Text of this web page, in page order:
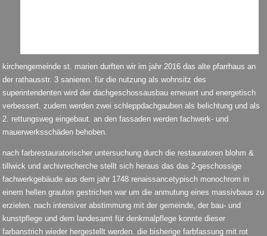
kirchengemeinde st. marien durften wir im jahr 2016 das alte pfarrhaus an
der rathausstr. 3 sanieren. für die nutzung als wohnsitz des
superintendenten wird der dachgeschossausbau erneuert und energetisch
verbessert. zudem werden zwei schleppdachgauben als belichtung und als
2. rettungsweg eingebaut. an den fassaden werden fachwerk- und
mauerwerksschäden behoben.
nach farbrestauratorischer untersuchung durch die restauratoren blohm &
tillwick und archivrecherche stellt sich heraus das das 2-geschossige
fachwerkgebäude aus dem jahr 1748 renaissancetypisch monochrom in
einem hellen grauton gestrichen war um die anmutung eines massivbaus zu
erzielen. nach intensiver abstimmung mit der gemeinde, der bau- und
kunstpflege und dem landesamt für denkmalpflege konnte dieser
farbanstrich wieder hergestellt werden. die bisherige farbfassung mit rot